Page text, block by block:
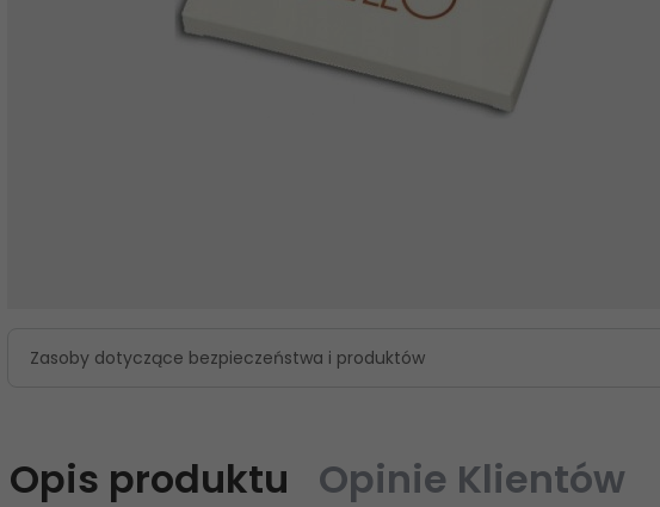
Zasoby dotyczące bezpieczeństwa i produktów
Opis produktu Opinie Klientów